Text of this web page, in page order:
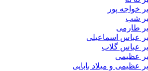
میلاد بابایی